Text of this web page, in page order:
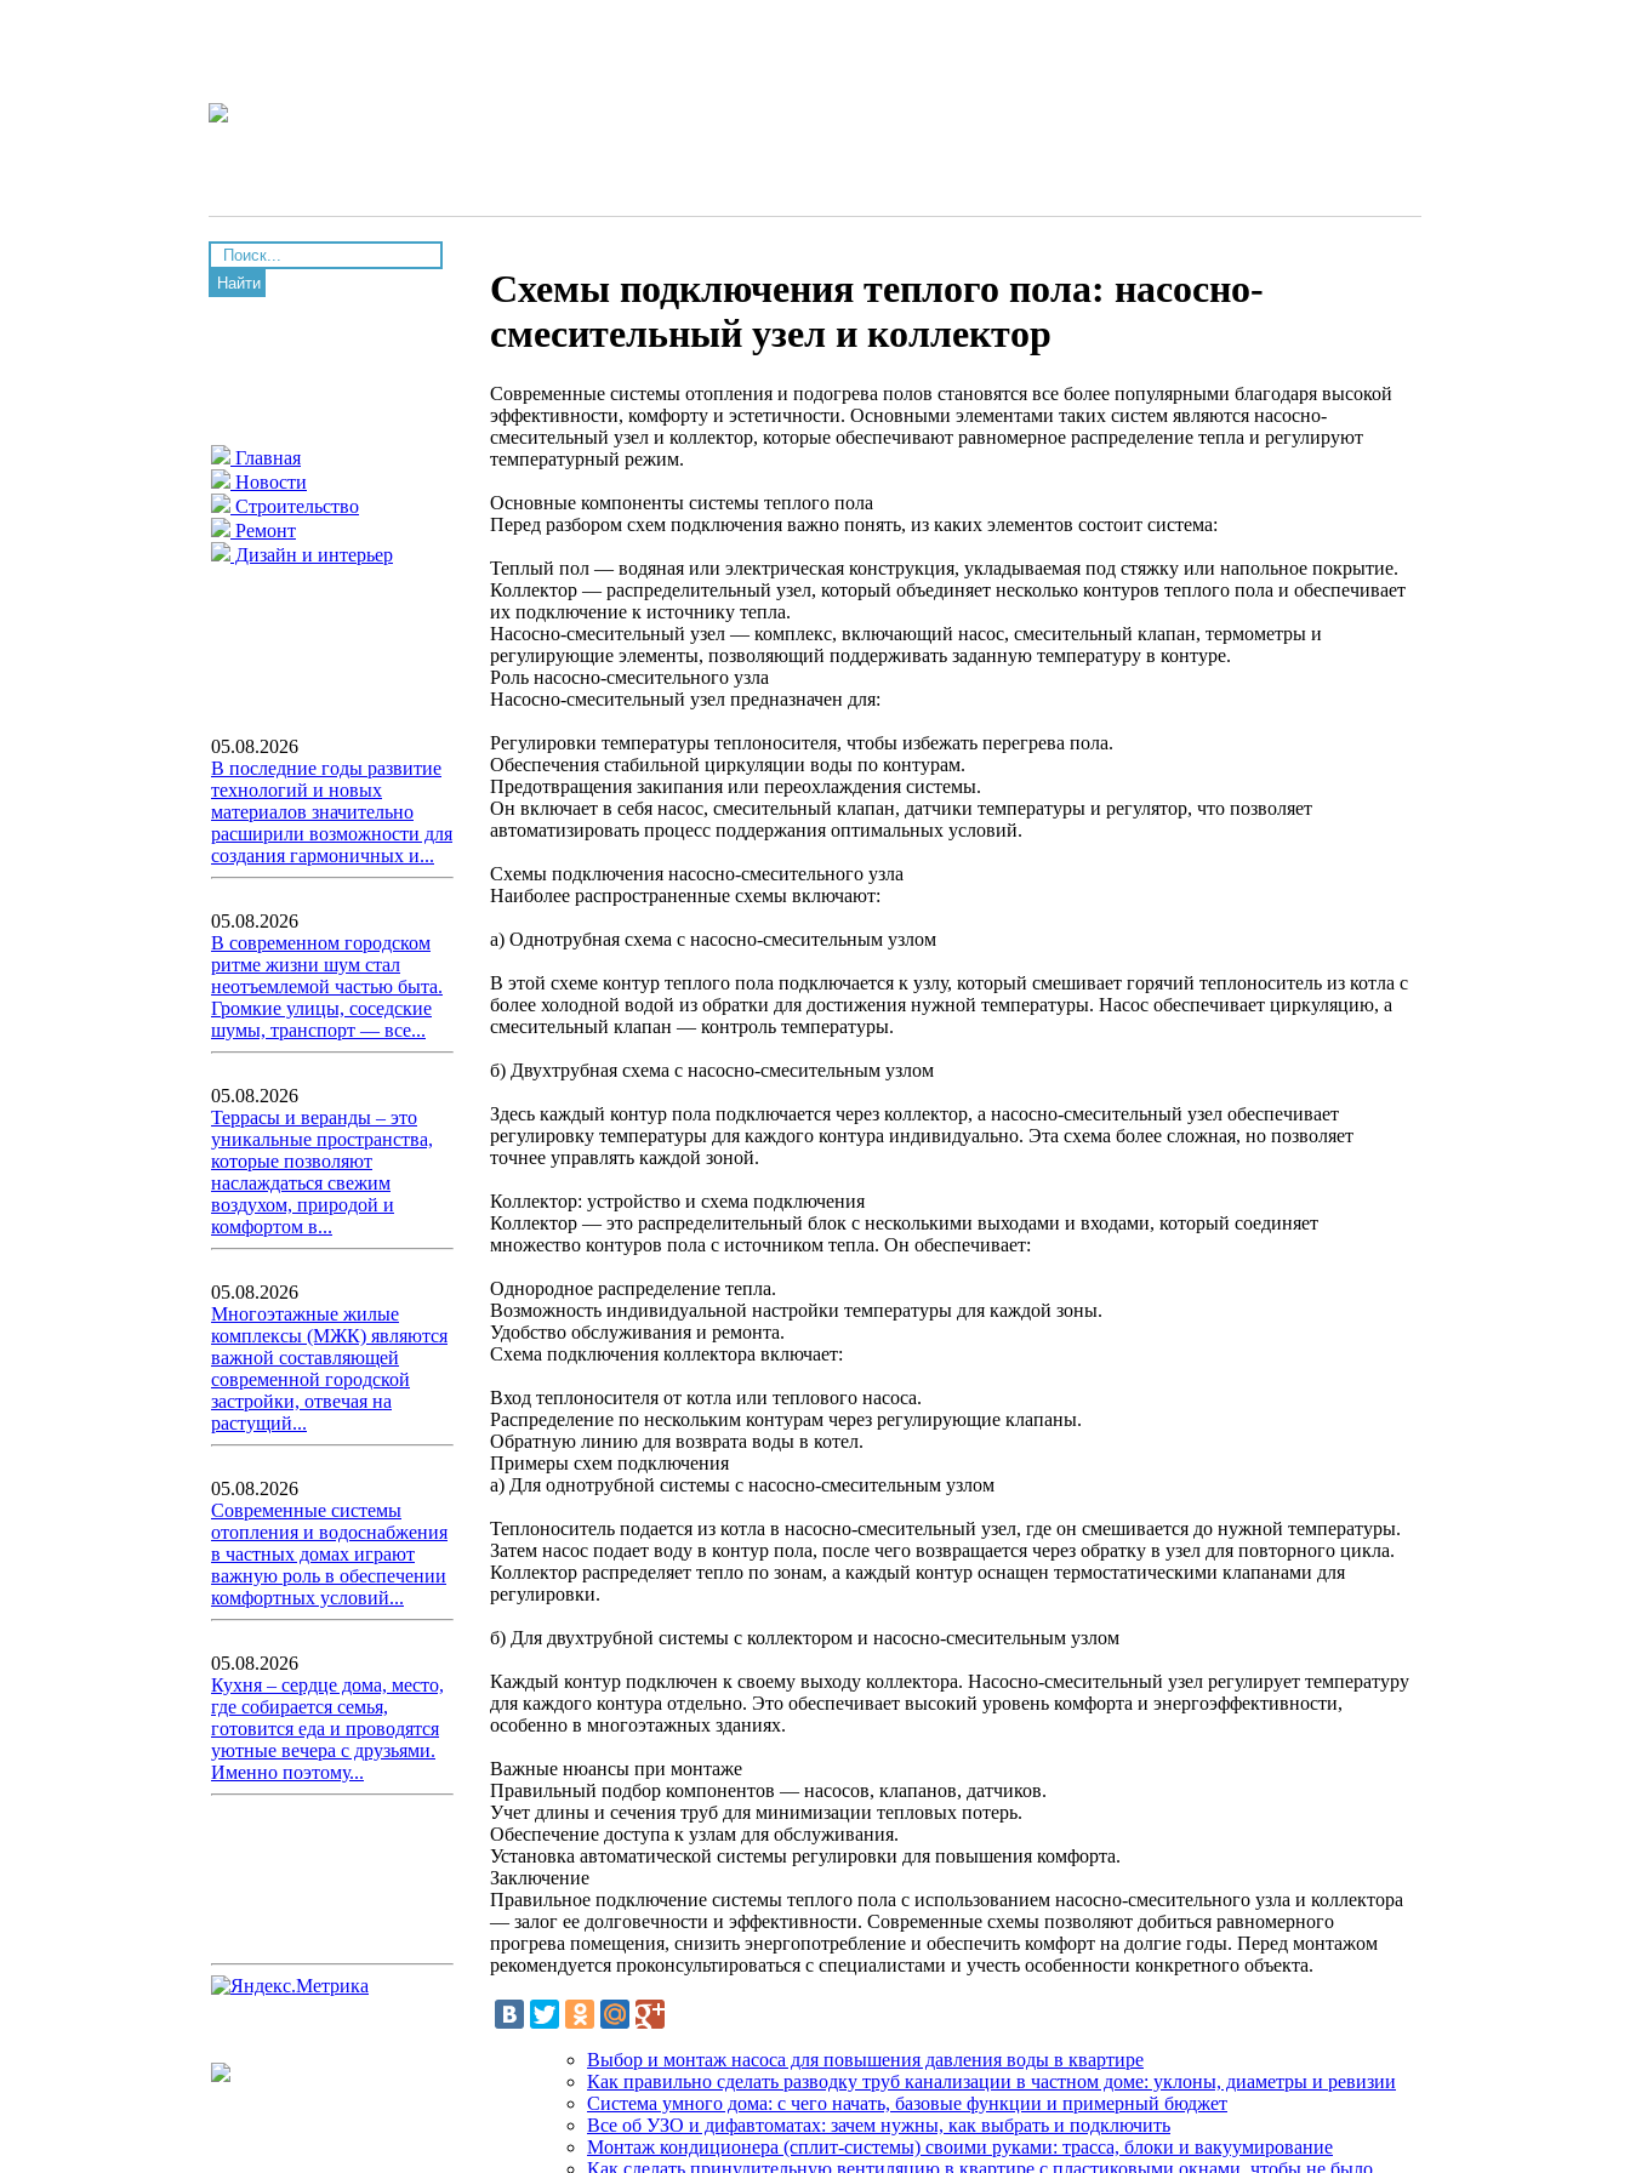
Найти
Главная
Новости
Строительство
Ремонт
Дизайн и интерьер
05.08.2026
В последние годы развитие
технологий и новых
материалов значительно
расширили возможности для
создания гармоничных и...
05.08.2026
В современном городском
ритме жизни шум стал
неотъемлемой частью быта.
Громкие улицы, соседские
шумы, транспорт — все...
05.08.2026
Террасы и веранды – это
уникальные пространства,
которые позволяют
наслаждаться свежим
воздухом, природой и
комфортом в...
05.08.2026
Многоэтажные жилые
комплексы (МЖК) являются
важной составляющей
современной городской
застройки, отвечая на
растущий...
05.08.2026
Современные системы
отопления и водоснабжения
в частных домах играют
важную роль в обеспечении
комфортных условий...
05.08.2026
Кухня – сердце дома, место,
где собирается семья,
готовится еда и проводятся
уютные вечера с друзьями.
Именно поэтому...
Схемы подключения теплого пола: насосно-
смесительный узел и коллектор
Современные системы отопления и подогрева полов становятся все более популярными благодаря высокой
эффективности, комфорту и эстетичности. Основными элементами таких систем являются насосно-
смесительный узел и коллектор, которые обеспечивают равномерное распределение тепла и регулируют
температурный режим.
Основные компоненты системы теплого пола
Перед разбором схем подключения важно понять, из каких элементов состоит система:
Теплый пол — водяная или электрическая конструкция, укладываемая под стяжку или напольное покрытие.
Коллектор — распределительный узел, который объединяет несколько контуров теплого пола и обеспечивает
их подключение к источнику тепла.
Насосно-смесительный узел — комплекс, включающий насос, смесительный клапан, термометры и
регулирующие элементы, позволяющий поддерживать заданную температуру в контуре.
Роль насосно-смесительного узла
Насосно-смесительный узел предназначен для:
Регулировки температуры теплоносителя, чтобы избежать перегрева пола.
Обеспечения стабильной циркуляции воды по контурам.
Предотвращения закипания или переохлаждения системы.
Он включает в себя насос, смесительный клапан, датчики температуры и регулятор, что позволяет
автоматизировать процесс поддержания оптимальных условий.
Схемы подключения насосно-смесительного узла
Наиболее распространенные схемы включают:
а) Однотрубная схема с насосно-смесительным узлом
В этой схеме контур теплого пола подключается к узлу, который смешивает горячий теплоноситель из котла с
более холодной водой из обратки для достижения нужной температуры. Насос обеспечивает циркуляцию, а
смесительный клапан — контроль температуры.
б) Двухтрубная схема с насосно-смесительным узлом
Здесь каждый контур пола подключается через коллектор, а насосно-смесительный узел обеспечивает
регулировку температуры для каждого контура индивидуально. Эта схема более сложная, но позволяет
точнее управлять каждой зоной.
Коллектор: устройство и схема подключения
Коллектор — это распределительный блок с несколькими выходами и входами, который соединяет
множество контуров пола с источником тепла. Он обеспечивает:
Однородное распределение тепла.
Возможность индивидуальной настройки температуры для каждой зоны.
Удобство обслуживания и ремонта.
Схема подключения коллектора включает:
Вход теплоносителя от котла или теплового насоса.
Распределение по нескольким контурам через регулирующие клапаны.
Обратную линию для возврата воды в котел.
Примеры схем подключения
а) Для однотрубной системы с насосно-смесительным узлом
Теплоноситель подается из котла в насосно-смесительный узел, где он смешивается до нужной температуры.
Затем насос подает воду в контур пола, после чего возвращается через обратку в узел для повторного цикла.
Коллектор распределяет тепло по зонам, а каждый контур оснащен термостатическими клапанами для
регулировки.
б) Для двухтрубной системы с коллектором и насосно-смесительным узлом
Каждый контур подключен к своему выходу коллектора. Насосно-смесительный узел регулирует температуру
для каждого контура отдельно. Это обеспечивает высокий уровень комфорта и энергоэффективности,
особенно в многоэтажных зданиях.
Важные нюансы при монтаже
Правильный подбор компонентов — насосов, клапанов, датчиков.
Учет длины и сечения труб для минимизации тепловых потерь.
Обеспечение доступа к узлам для обслуживания.
Установка автоматической системы регулировки для повышения комфорта.
Заключение
Правильное подключение системы теплого пола с использованием насосно-смесительного узла и коллектора
— залог ее долговечности и эффективности. Современные схемы позволяют добиться равномерного
прогрева помещения, снизить энергопотребление и обеспечить комфорт на долгие годы. Перед монтажом
рекомендуется проконсультироваться с специалистами и учесть особенности конкретного объекта.
Выбор и монтаж насоса для повышения давления воды в квартире
Как правильно сделать разводку труб канализации в частном доме: уклоны, диаметры и ревизии
Система умного дома: с чего начать, базовые функции и примерный бюджет
Все об УЗО и дифавтоматах: зачем нужны, как выбрать и подключить
Монтаж кондиционера (сплит-системы) своими руками: трасса, блоки и вакуумирование
Как сделать принудительную вентиляцию в квартире с пластиковыми окнами, чтобы не было